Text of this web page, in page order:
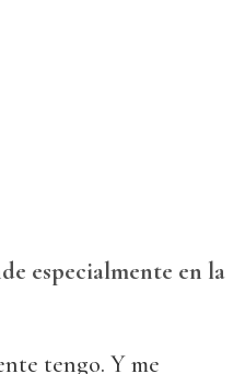
especialmente en la
tengo. Y me